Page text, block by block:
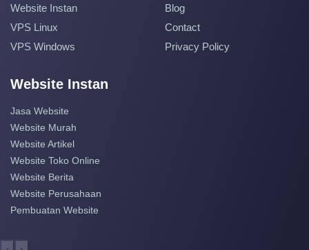
Website Instan
VPS Linux
VPS Windows
Blog
Contact
Privacy Policy
Website Instan
Jasa Website
Website Murah
Website Artikel
Website Toko Online
Website Berita
Website Perusahaan
Pembuatan Website